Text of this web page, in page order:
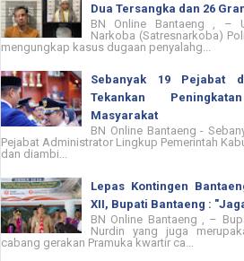
Dua Tersangka dan 26
BN Online Bantaeng , –
Narkoba (Satresnarkoba)
mengungkap kasus dugaan penyalahg...
Sebanyak 19 Pejabat
Tekankan
Masyarakat
BN Online Bantaeng -
Pejabat Administrator Lingkup Pemerintah
dan diambi...
Lepas Kontingen
XII, Bupati Bantaeng :
BN Online Bantaeng , –
Nurdin yang juga
cabang gerakan Pramuka kwartir ca...